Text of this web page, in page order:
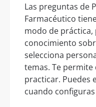
Las preguntas de
Farmacéutico
modo de
conocimiento
selecciona
temas. Te
practicar. Puedes
cuando